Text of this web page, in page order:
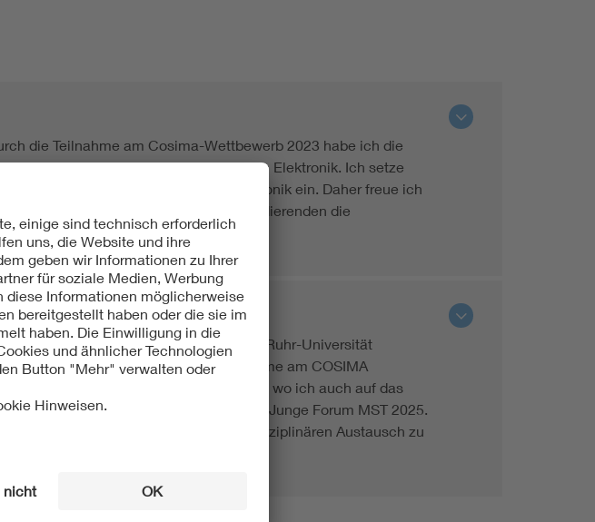
die Teilnahme am Cosima-Wettbewerb 2023 habe ich die
mache daher aktuell meinen Master in Elektronik. Ich setze
und speziell der Mikroelektronik ein. Daher freue ich
im Team zu organisieren, um allen Studierenden die
Informationstechnik im Master an der Ruhr-Universität
Halbleitertechnik bin ich zur Teilnahme am COSIMA
des MST Kongress in Dresden statt, wo ich auch auf das
organisiere ich mit Kai Hoeland das Junge Forum MST 2025.
in Kontakt zu bringen und den interdisziplinären Austausch zu